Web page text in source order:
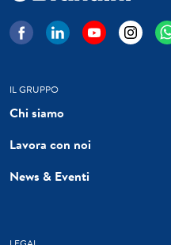
IL GRUPPO
Chi siamo
Lavora con noi
News & Eventi